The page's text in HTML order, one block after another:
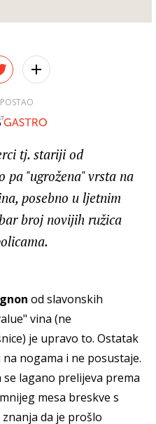
tj. stariji od
pa "ugrožena" vrsta na
posebno u ljetnim
broj novijih ružica
od slavonskih
vina (ne
je upravo to. Ostatak
nogama i ne posustaje.
lagano prelijeva prema
mesa breskve s
da je prošlo